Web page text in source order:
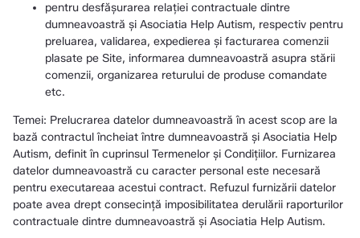
pentru desfășurarea relației contractuale dintre
dumneavoastră şi Asociatia Help Autism, respectiv pentru
preluarea, validarea, expedierea şi facturarea comenzii
plasate pe Site, informarea dumneavoastră asupra stării
comenzii, organizarea returului de produse comandate
etc.
Temei: Prelucrarea datelor dumneavoastră în acest scop are la
bază contractul încheiat între dumneavoastră și Asociatia Help
Autism, definit în cuprinsul Termenelor și Condițiilor. Furnizarea
datelor dumneavoastră cu caracter personal este necesară
pentru executareaa acestui contract. Refuzul furnizării datelor
poate avea drept consecință imposibilitatea derulării raporturilor
contractuale dintre dumneavoastră și Asociatia Help Autism.